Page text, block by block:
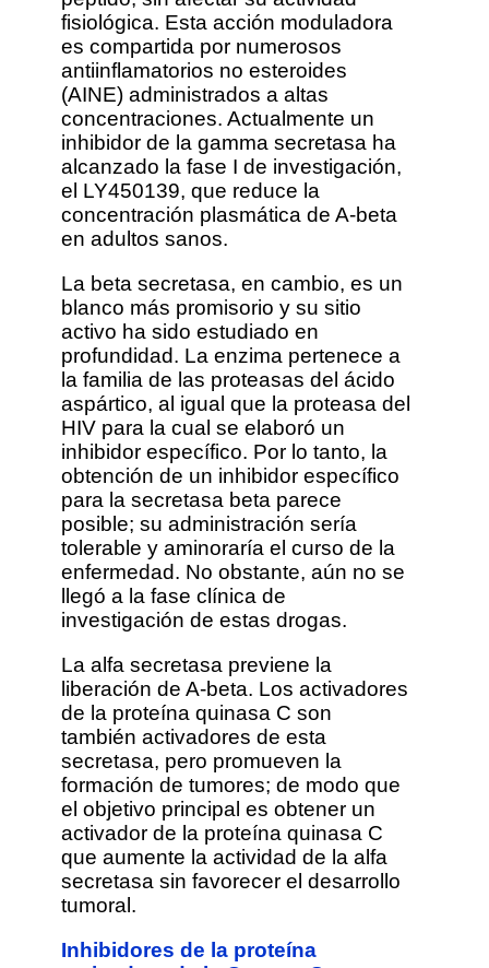
fisiológica. Esta acción moduladora
es compartida por numerosos
antiinflamatorios no esteroides
(AINE) administrados a altas
concentraciones. Actualmente un
inhibidor de la gamma secretasa ha
alcanzado la fase I de investigación,
el LY450139, que reduce la
concentración plasmática de A-beta
en adultos sanos.
La beta secretasa, en cambio, es un
blanco más promisorio y su sitio
activo ha sido estudiado en
profundidad. La enzima pertenece a
la familia de las proteasas del ácido
aspártico, al igual que la proteasa del
HIV para la cual se elaboró un
inhibidor específico. Por lo tanto, la
obtención de un inhibidor específico
para la secretasa beta parece
posible; su administración sería
tolerable y aminoraría el curso de la
enfermedad. No obstante, aún no se
llegó a la fase clínica de
investigación de estas drogas.
La alfa secretasa previene la
liberación de A-beta. Los activadores
de la proteína quinasa C son
también activadores de esta
secretasa, pero promueven la
formación de tumores; de modo que
el objetivo principal es obtener un
activador de la proteína quinasa C
que aumente la actividad de la alfa
secretasa sin favorecer el desarrollo
tumoral.
Inhibidores de la proteína